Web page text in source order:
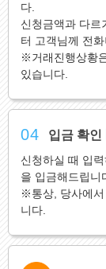
다.
신청금액과 다르
터 고객님께 전
※거래진행상황
있습니다.
04 입금 확인
신청하실 때 입
을 입금해드립니
※통상, 당사에서
니다.